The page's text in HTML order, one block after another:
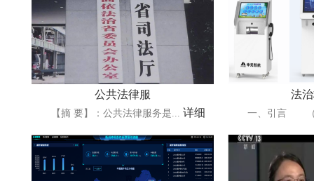
公共法律服
【摘 要】：公共法律服务是... 详细
法
一、引言 （